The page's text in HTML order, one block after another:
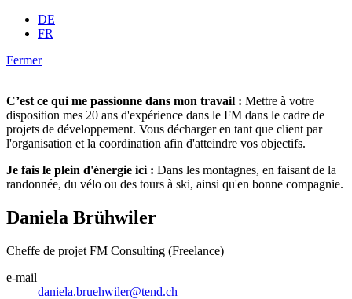
DE
FR
Fermer
C’est ce qui me passionne dans mon travail : Mettre à votre
disposition mes 20 ans d'expérience dans le FM dans le cadre de
projets de développement. Vous décharger en tant que client par
l'organisation et la coordination afin d'atteindre vos objectifs.
Je fais le plein d'énergie ici : Dans les montagnes, en faisant de la
randonnée, du vélo ou des tours à ski, ainsi qu'en bonne compagnie.
Daniela Brühwiler
Cheffe de projet FM Consulting (Freelance)
e-mail
daniela.bruehwiler@tend.ch